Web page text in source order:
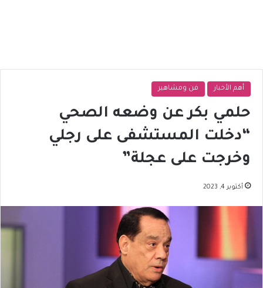
أهم الأخبار فن ومشاهير
حلمي بكر عن وضعه الصحي
“دخلت المستشفى على رجلي
وخرجت على عجلة”
أكتوبر 4, 2023